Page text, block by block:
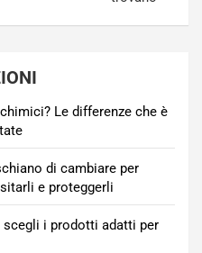
Le differenze che è
di cambiare per
e proteggerli
scegli i prodotti adatti per